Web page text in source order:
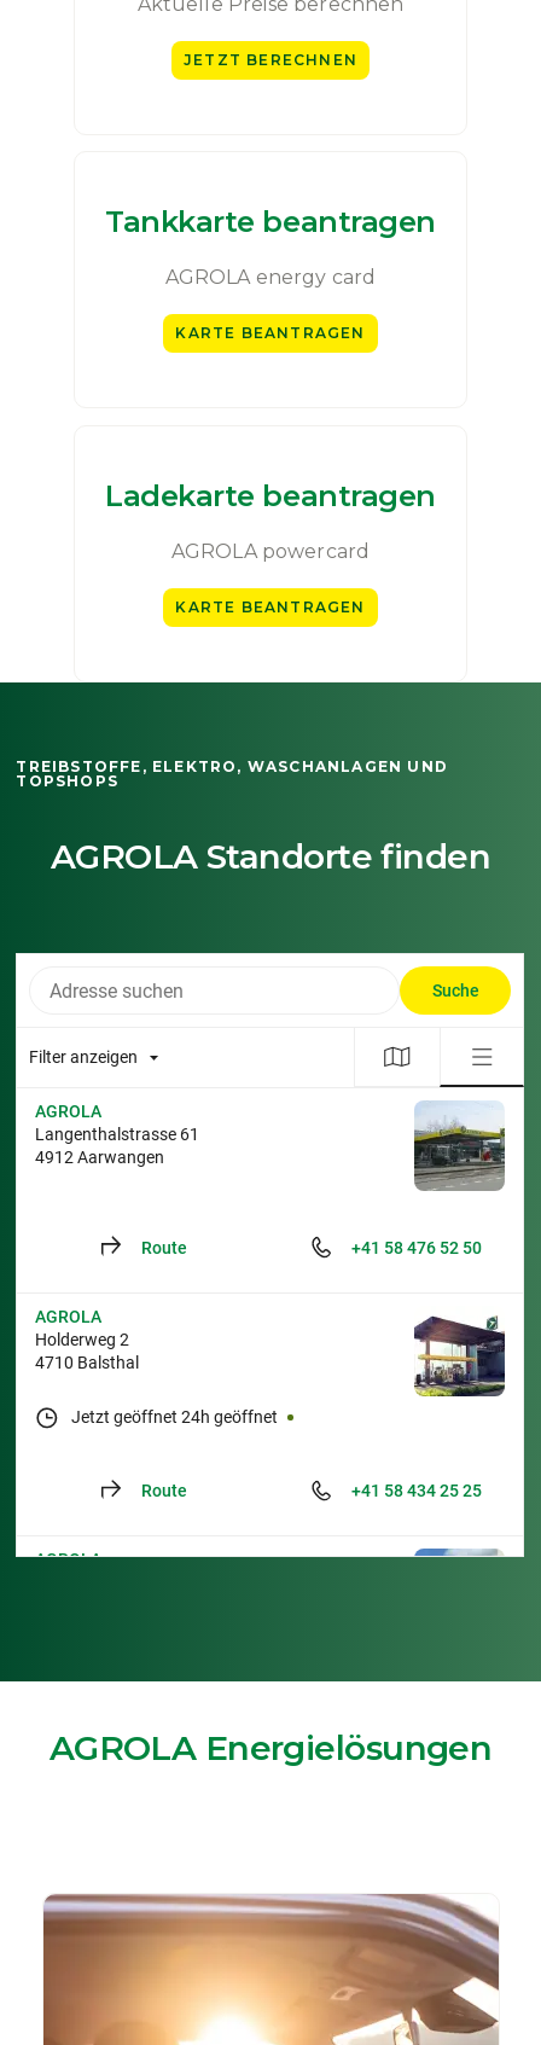
JETZT BERECHNEN
Tankkarte beantragen
AGROLA energy card
KARTE BEANTRAGEN
Ladekarte beantragen
AGROLA powercard
KARTE BEANTRAGEN
TREIBSTOFFE, ELEKTRO, WASCHANLAGEN UND
TOPSHOPS
AGROLA Standorte finden
AGROLA Energielösungen